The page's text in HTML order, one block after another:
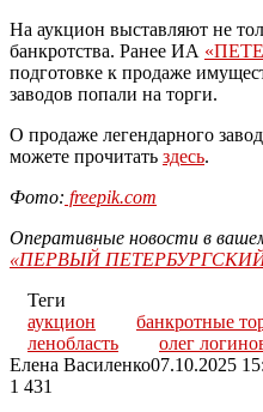
На аукцион выставляют не
банкротства. Ранее ИА
подготовке к продаже
заводов попали на торги.
О продаже легендарного
можете прочитать здесь.
Фото: freepik.com
Оперативные новости в
«ПЕРВЫЙ
Теги
аукцион
банкротные
ленобласть
олег
Елена Василенко07.10.2025
1 431